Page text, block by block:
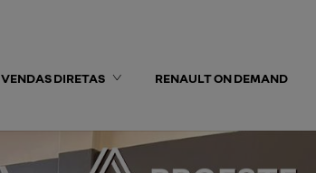
VENDAS DIRETAS RENAULT ON DEMAND